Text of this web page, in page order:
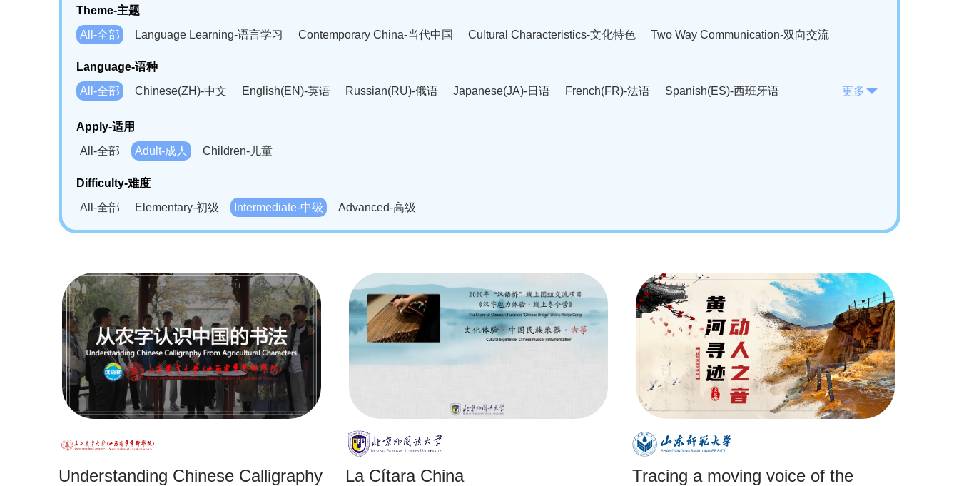
Theme-主题
All-全部
Language Learning-语言学习 Contemporary China-当代中国 Cultural Characteristics-文化特色 Two Way Communication-双向交流
Language-语种
All-全部
Chinese(ZH)-中文 English(EN)-英语 Russian(RU)-俄语 Japanese(JA)-日语 French(FR)-法语
Spanish(ES)-西班牙语
Bahasa Melayu(MS)-马来语
Swahili(SW)-斯瓦西里语
Kampuchea(KH)-柬埔寨语
更多
Apply-适用
All-全部
Adult-成人 Children-儿童
Difficulty-难度
All-全部
Elementary-初级 Intermediate-中级 Advanced-高级
Understanding Chinese Calligraphy
La Cítara China
Tracing a moving voice of the